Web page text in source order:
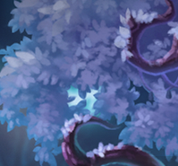
게임정보
직업소개
확률형 아이템
NEXON NOW
추가정보
월드 랭킹
컨텐츠 랭킹